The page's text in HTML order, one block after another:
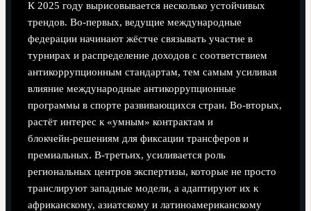
К 2025 году вырисовывается несколько устойчивых
трендов. Во‑первых, ведущие международные
федерации начинают жёстче связывать участие в
турнирах и распределение доходов с соответствием
антикоррупционным стандартам, тем самым усиливая
влияние международные антикоррупционные
программы в спорте развивающихся стран. Во‑вторых,
растёт интерес к «умным» контрактам и
блокчейн‑решениям для фиксации трансферов и
премиальных. В‑третьих, усиливается роль
региональных центров экспертизы, которые не просто
транслируют западные модели, а адаптируют их к
африканскому, азиатскому и латиноамериканскому